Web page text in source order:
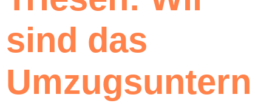
sind das
Umzugsuntern